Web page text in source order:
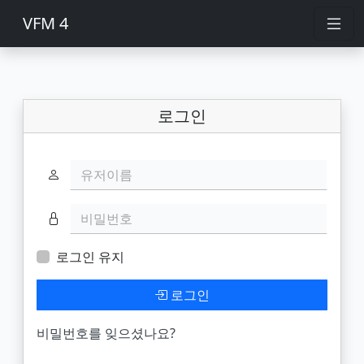
VFM 4
로그인
유저이름
비밀번호
로그인 유지
로그인
비밀번호를 잊으셨나요?